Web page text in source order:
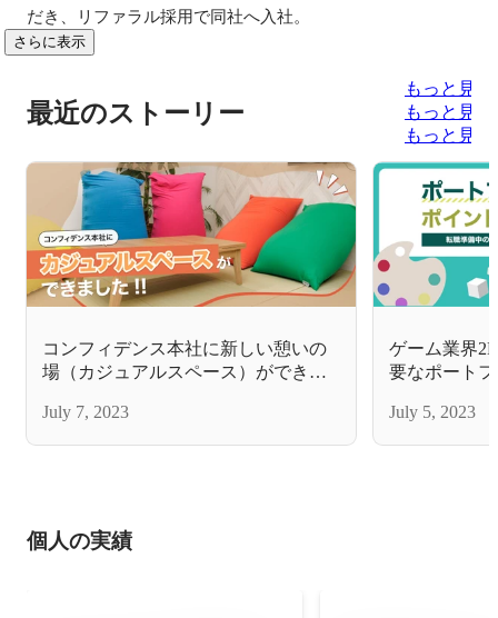
だき、リファラル採用で同社へ入社。
さらに表示
最近のストーリー
もっと見る
もっと見る
もっと見る
コンフィデンス本社に新しい憩いの
場（カジュアルスペース）ができま
July 7, 2023
ゲーム業界
要なポート
July 5, 2023
個人の実績